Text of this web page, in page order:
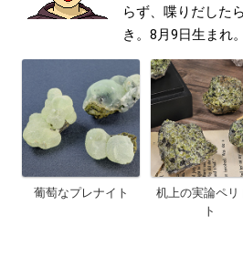
らず、喋りだした
き。8月9日生まれ。
葡萄なプレナイト
机上の実論ペリ
ト